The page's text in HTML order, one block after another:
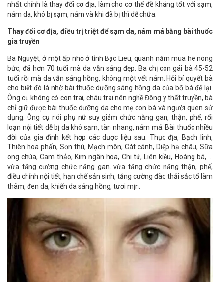
nhất chính là thay đổi cơ địa, làm cho cơ thể đề kháng tốt với sạm,
nám da, khó bị sạm, nám và khi đã bị thì dễ chữa.
Thay đổi cơ địa, điều trị triệt để sạm da, nám má bằng bài thuốc
gia truyền
Bà Nguyệt, ở một ấp nhỏ ở tỉnh Bạc Liêu, quanh năm mùa hè nóng
bức, đã hơn 70 tuổi mà da vẫn sáng đẹp. Ba chị con gái bà 45-52
tuổi rồi mà da vẫn sáng hồng, không một vết nám. Hỏi bí quyết bà
cho biết đó là nhờ bài thuốc dưỡng sáng hồng da của bố bà để lại.
Ông cụ không có con trai, cháu trai nên nghề Đông y thất truyền, bà
chỉ giữ được bài thuốc dưỡng da cho mẹ con bà và người quen sử
dụng. Ông cụ nói phụ nữ suy giảm chức năng gan, thận, phế, rối
loạn nội tiết dễ bị da khô sạm, tàn nhang, nám má. Bài thuốc nhiều
đời của gia đình kết hợp các dược liệu sau: Thục địa, Bạch linh,
Thiên hoa phấn, Sơn thù, Mạch môn, Cát cánh, Diệp hạ châu, Sữa
ong chúa, Cam thảo, Kim ngân hoa, Chi tử, Liên kiều, Hoàng bá, …
vừa tăng cường chức năng gan, vừa tăng chức năng thận, phế,
điều chỉnh nội tiết, hạn chế sản sinh, tăng cường đào thải sắc tố làm
thâm, đen da, khiến da sáng hồng, tươi mịn.